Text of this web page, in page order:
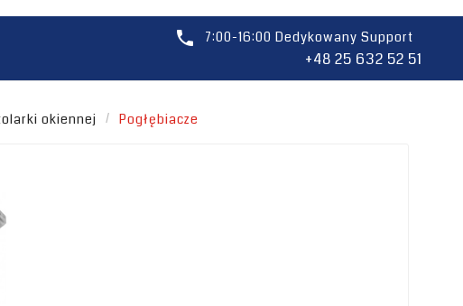
 7:00-16:00 Dedykowany Support
+48 25 632 52 51
okiennej Pogłębiacze